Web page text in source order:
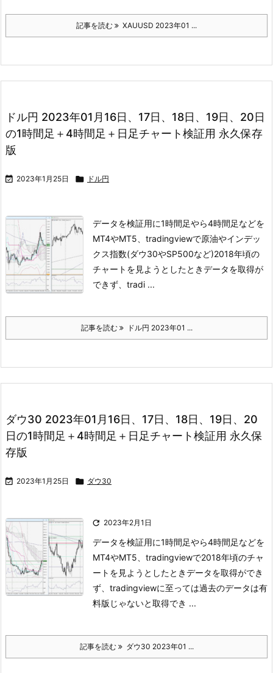
記事を読む XAUUSD 2023年01 ...
ドル円 2023年01月16日、17日、18日、19日、20日
の1時間足＋4時間足＋日足チャート検証用 永久保存
版
 2023年1月25日  ドル円
データを検証用に1時間足やら4時間足などを
MT4やMT5、tradingviewで原油やインデッ
クス指数(ダウ30やSP500など)2018年頃の
チャートを見ようとしたときデータを取得が
できず、 tradi ...
記事を読む ドル円 2023年01 ...
ダウ30 2023年01月16日、17日、18日、19日、20
日の1時間足＋4時間足＋日足チャート検証用 永久保
存版
 2023年1月25日  ダウ30
 2023年2月1日
データを検証用に1時間足やら4時間足などを
MT4やMT5、tradingviewで2018年頃のチャ
ートを見ようとしたときデータを取得ができ
ず、 tradingviewに至っては過去のデータは有
料版じゃないと取得でき ...
記事を読む ダウ30 2023年01 ...